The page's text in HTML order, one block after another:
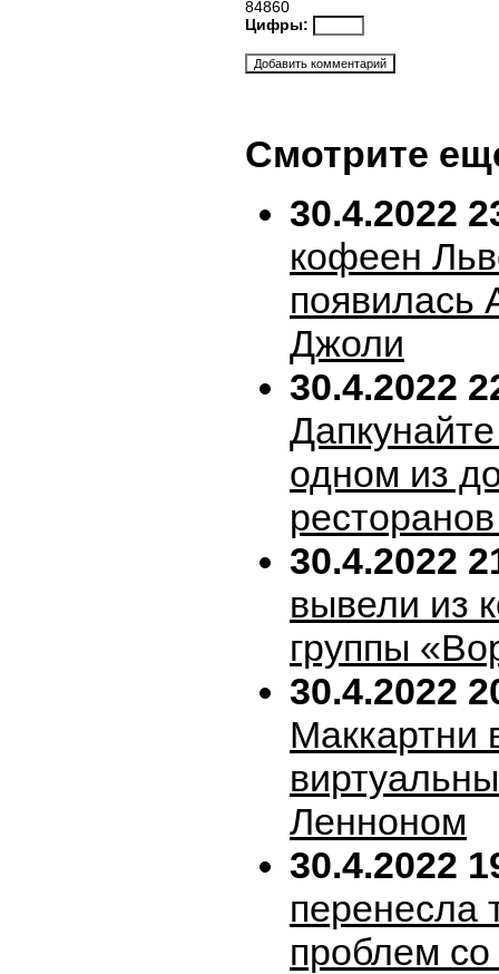
84860
Цифры:
Смотрите
30.4.2022
кофеен
появилась
Джоли
30.4.2022
одном из
30.4.2022
вывели из
группы
30.4.2022
Маккартни
Ленноном
30.4.2022
перенесла
проблем